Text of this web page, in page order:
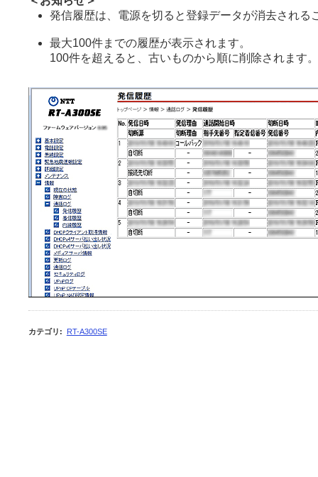
発信履歴は、電源を切ると登録データが消去される
最大100件までの履歴が表示されます。
100件を超えると、古いものから順に削除されます。
カテゴリ : RT-A300SE